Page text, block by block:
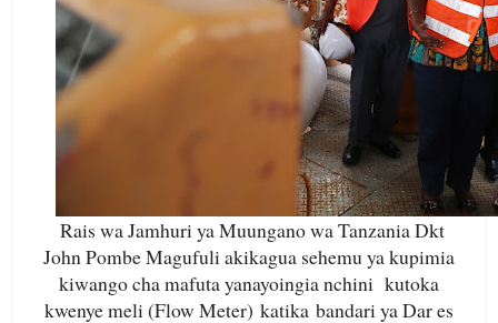
Rais wa Jamhuri ya Muungano wa Tanzania Dkt
John Pombe Magufuli akikagua sehemu ya kupimia
kiwango cha mafuta yanayoingia nchini kutoka
kwenye meli (Flow Meter) katika bandari ya Dar es